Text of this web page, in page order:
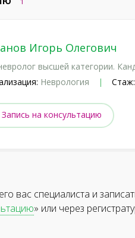
Игорь Олегович
высшей категории.
Неврология Стаж:
Запись на консультацию
вас специалиста и
» или через